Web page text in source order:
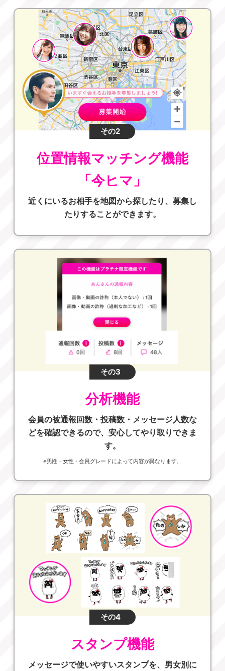
その2
位置情報マッチング機能
「今ヒマ」
近くにいるお相手を地図から探したり、募集し
たりすることができます。
その3
分析機能
会員の被通報回数・投稿数・メッセージ人数な
どを確認できるので、安心してやり取りできま
す。
※男性・女性・会員グレードによって内容が異なります。
その4
スタンプ機能
メッセージで使いやすいスタンプを、男女別に